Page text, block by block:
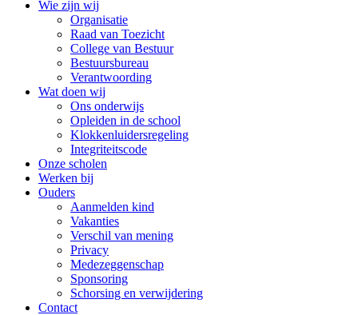
Wie zijn wij
Organisatie
Raad van Toezicht
College van Bestuur
Bestuursbureau
Verantwoording
Wat doen wij
Ons onderwijs
Opleiden in de school
Klokkenluidersregeling
Integriteitscode
Onze scholen
Werken bij
Ouders
Aanmelden kind
Vakanties
Verschil van mening
Privacy
Medezeggenschap
Sponsoring
Schorsing en verwijdering
Contact